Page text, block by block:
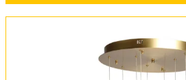
Все о товаре
Комплект лампочек